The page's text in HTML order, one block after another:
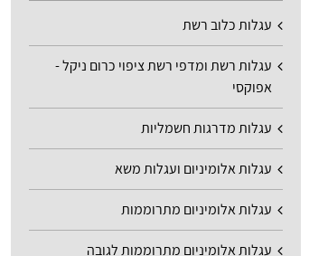
עגלות כלוב רשת
עגלות רשת ומדפי רשת ציפוי כרום ניקל -
אפוקסי
עגלות מדרגות חשמליות
עגלות אלומיניום ועגלות משא
עגלות אלומיניום מתרוממות
עגלות אלומיניום מתרוממות לגובה